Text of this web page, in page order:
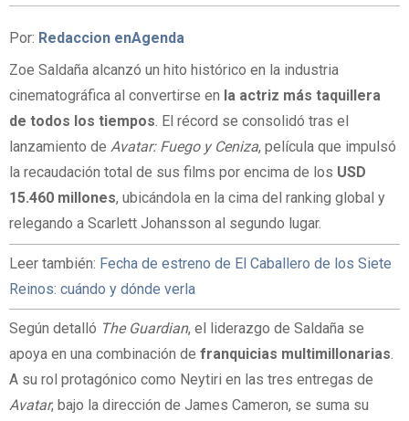
Por: Redaccion enAgenda
Zoe Saldaña alcanzó un hito histórico en la industria
cinematográfica al convertirse en la actriz más taquillera
de todos los tiempos. El récord se consolidó tras el
lanzamiento de Avatar: Fuego y Ceniza, película que impulsó
la recaudación total de sus films por encima de los USD
15.460 millones, ubicándola en la cima del ranking global y
relegando a Scarlett Johansson al segundo lugar.
Leer también: Fecha de estreno de El Caballero de los Siete
Reinos: cuándo y dónde verla
Según detalló The Guardian, el liderazgo de Saldaña se
apoya en una combinación de franquicias multimillonarias.
A su rol protagónico como Neytiri en las tres entregas de
Avatar, bajo la dirección de James Cameron, se suma su